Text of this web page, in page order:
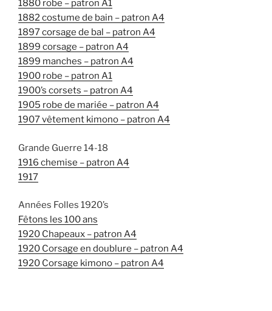
1880 robe – patron A1
1882 costume de bain – patron A4
1897 corsage de bal – patron A4
1899 corsage – patron A4
1899 manches – patron A4
1900 robe – patron A1
1900’s corsets – patron A4
1905 robe de mariée – patron A4
1907 vêtement kimono – patron A4
Grande Guerre 14-18
1916 chemise – patron A4
1917
Années Folles 1920’s
Fêtons les 100 ans
1920 Chapeaux – patron A4
1920 Corsage en doublure – patron A4
1920 Corsage kimono – patron A4